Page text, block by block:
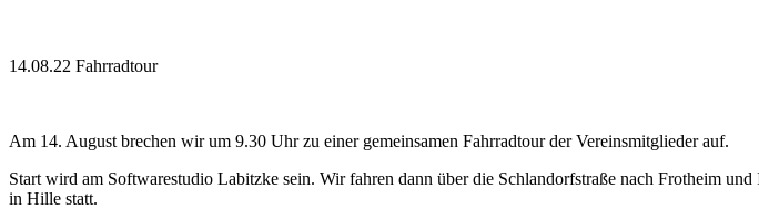
14.08.22 Fahrradtour
Am 14. August brechen wir um 9.30 Uhr zu einer gemeinsamen Fahrradtour der Vereinsmitglieder auf.
Start wird am Softwarestudio Labitzke sein. Wir fahren dann über die Schlandorfstraße nach Frotheim
in Hille statt.